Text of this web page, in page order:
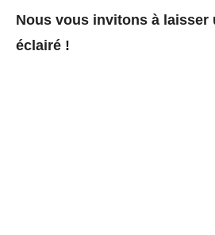
Nous vous invitons à laisser
éclairé !